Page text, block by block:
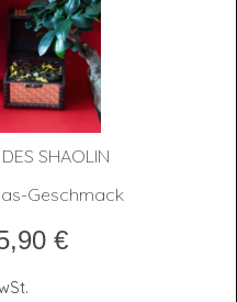
SHAOLIN
Geschmack
€